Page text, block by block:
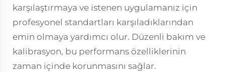
karşılaştırmaya ve istenen uygulamanız için
profesyonel standartları karşıladıklarından
emin olmaya yardımcı olur. Düzenli bakım ve
kalibrasyon, bu performans özelliklerinin
zaman içinde korunmasını sağlar.